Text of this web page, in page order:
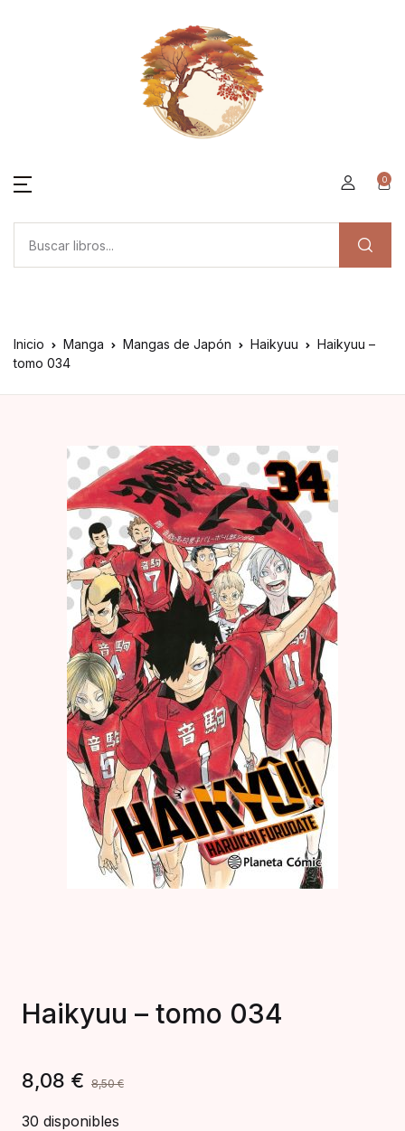
0
Inicio Manga Mangas de Japón Haikyuu
Haikyuu –
tomo 034
Haikyuu – tomo 034
8,08 € 8,50€
30 disponibles